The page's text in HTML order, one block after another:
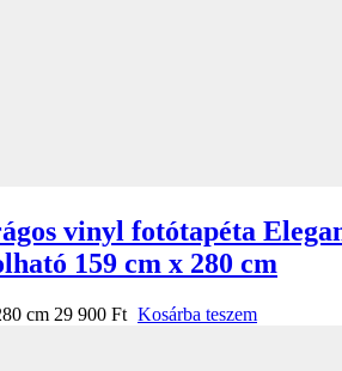
vinyl fotótapéta
159 cm x 280 cm
cm 29 900 Ft Kosárba teszem